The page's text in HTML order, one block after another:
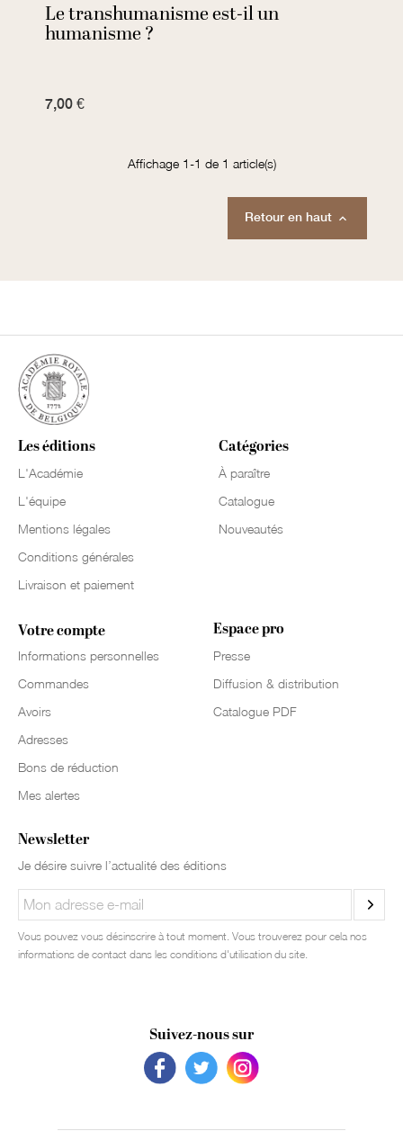
Le transhumanisme est-il un
humanisme ?
7,00 €
Affichage 1-1 de 1 article(s)
Retour en haut 
Les éditions
L'Académie
L'équipe
Mentions légales
Conditions générales
Livraison et paiement
Catégories
À paraître
Catalogue
Nouveautés
Votre compte
Informations personnelles
Commandes
Avoirs
Adresses
Bons de réduction
Mes alertes
Espace pro
Presse
Diffusion & distribution
Catalogue PDF
Newsletter
Je désire suivre l’actualité des éditions
Vous pouvez vous désinscrire à tout moment. Vous trouverez pour cela nos
informations de contact dans les conditions d'utilisation du site.
Suivez-nous sur